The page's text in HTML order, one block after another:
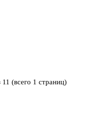
(всего 1 страниц)